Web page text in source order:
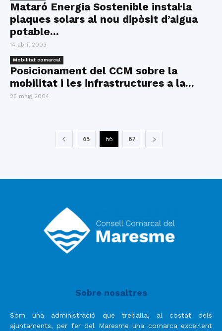
Mataró Energia Sostenible instal·la
plaques solars al nou dipòsit d’aigua
potable...
14 abril 2003
Mobilitat comarcal
Posicionament del CCM sobre la
mobilitat i les infrastructures a la...
25 maig 2004
65 66 67
Sobre nosaltres
Som una administració que treballa, al costat dels
ajuntaments, per fer del Maresme una comarca excel·lent